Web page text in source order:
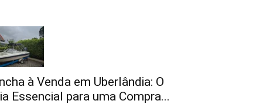
à Venda em Uberlândia: O
Essencial para uma Compra...